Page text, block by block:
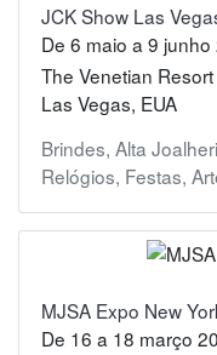
JCK Show Las
De 6 maio a 9 junho
The Venetian
Las Vegas, EUA
Brindes, Alta
Relógios, Festas,
MJSA Expo New
De 16 a 18 março